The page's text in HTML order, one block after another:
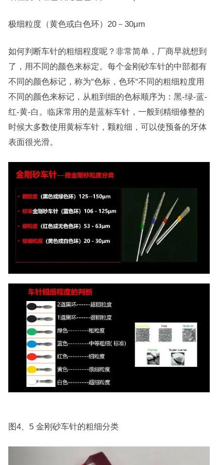
极细粒度（黄色或白色环）20－30μm
如何判断车针的粗细程度呢？非常简单，厂商早就想到
了，用不同的颜色来标定。每个金刚砂车针的中部都有
不同的颜色标记，称为“色标，色环“不同的粗细粒度用
不同的颜色来标记，从粗到细的色标顺序为：黑-绿-蓝-
红-黄-白。临床常用的是蓝标车针，一般到精细修整的
时候大多数使用黄标车针，颗粒细，可以使预备的牙体
表面很光滑。
图4、5 金刚砂车针的粗细分类